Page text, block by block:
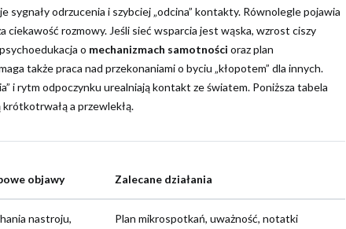
odrzucenia i szybciej „odcina” kontakty. Równolegle pojawia
ciekawość rozmowy. Jeśli sieć wsparcia jest wąska, wzrost ciszy
o mechanizmach samotności oraz plan
także praca nad przekonaniami o byciu „kłopotem” dla innych.
i rytm odpoczynku urealniają kontakt ze światem. Poniższa tabela
a przewlekłą.
objawy Zalecane działania
nastroju,
Plan mikrospotkań, uważność, notatki